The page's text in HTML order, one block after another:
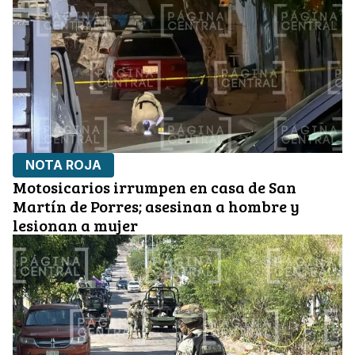
NOTA ROJA
Motosicarios irrumpen en casa de San
Martín de Porres; asesinan a hombre y
lesionan a mujer